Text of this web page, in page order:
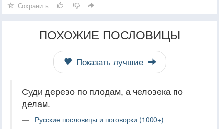
Сохранить
ПОХОЖИЕ ПОСЛОВИЦЫ
Показать лучшие
Суди дерево по плодам, а человека по
делам.
Русские пословицы и поговорки (1000+)